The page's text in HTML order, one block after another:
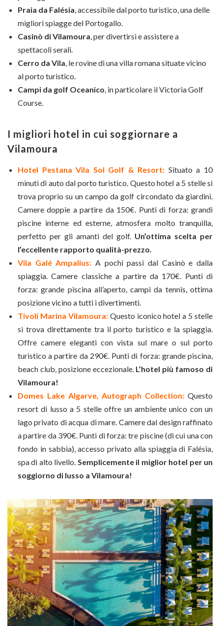
Praia da Falésia , accessibile dal porto turistico, una delle
migliori spiagge del Portogallo.
Casinò di Vilamoura , per divertirsi e assistere a
spettacoli serali.
Cerro da Vila , le rovine di una villa romana situate vicino
al porto turistico.
Campi da golf Oceanico , in particolare il Victoria Golf
Course.
I migliori hotel in cui soggiornare a
Vilamoura
Hotel Pestana Vila Sol Golf & Resort: Situato a 10
minuti di auto dal porto turistico. Questo hotel a 5 stelle si
trova proprio su un campo da golf circondato da giardini.
Camere doppie a partire da 150€. Punti di forza: grandi
piscine interne ed esterne, atmosfera molto tranquilla,
perfetto per gli amanti del golf. Un’ottima scelta per
l’eccellente rapporto qualità-prezzo.
Vila Galé Ampalius: A pochi passi dal Casinò e dalla
spiaggia. Camere classiche a partire da 170€. Punti di
forza: grande piscina all’aperto, campi da tennis, ottima
posizione vicino a tutti i divertimenti.
Tivoli Marina Vilamoura:Questo iconico hotel a 5 stelle
si trova direttamente tra il porto turistico e la spiaggia.
Offre camere eleganti con vista sul mare o sul porto
turistico a partire da 290€. Punti di forza: grande piscina,
beach club, posizione eccezionale. L’hotel più famoso di
Vilamoura!
Domes Lake Algarve, Autograph Collection: Questo
resort di lusso a 5 stelle offre un ambiente unico con un
lago privato di acqua di mare. Camere dal design raffinato
a partire da 390€. Punti di forza: tre piscine (di cui una con
fondo in sabbia), accesso privato alla spiaggia di Falésia,
spa di alto livello. Semplicemente il miglior hotel per un
soggiorno di lusso a Vilamoura!